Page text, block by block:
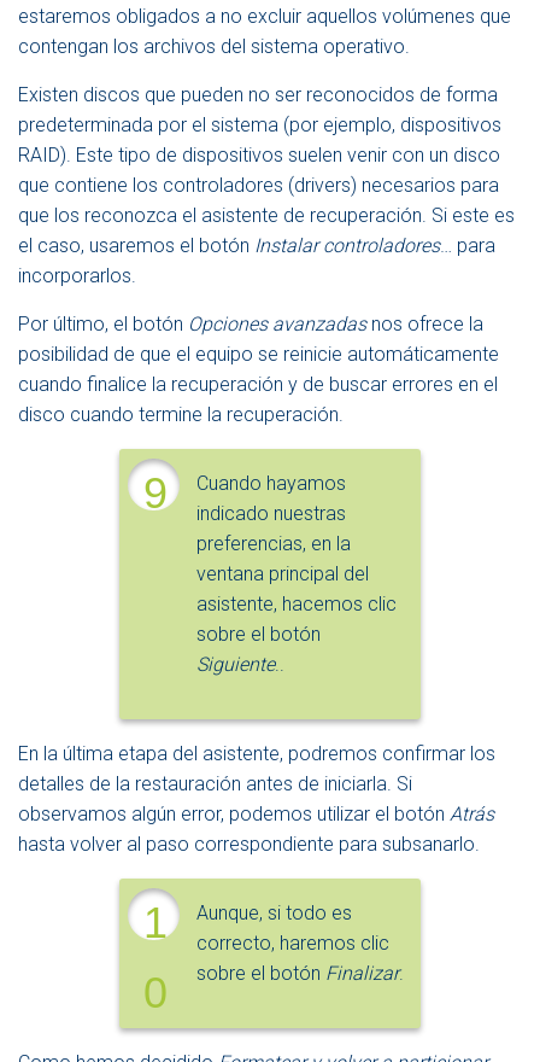
estaremos obligados a no excluir aquellos volúmenes que
contengan los archivos del sistema operativo.
Existen discos que pueden no ser reconocidos de forma
predeterminada por el sistema (por ejemplo, dispositivos
RAID). Este tipo de dispositivos suelen venir con un disco
que contiene los controladores (drivers) necesarios para
que los reconozca el asistente de recuperación. Si este es
el caso, usaremos el botón Instalar controladores… para
incorporarlos.
Por último, el botón Opciones avanzadasnos ofrece la
posibilidad de que el equipo se reinicie automáticamente
cuando finalice la recuperación y de buscar errores en el
disco cuando termine la recuperación.
9
Cuando hayamos
indicado nuestras
preferencias, en la
ventana principal del
asistente, hacemos clic
sobre el botón
Siguiente..
En la última etapa del asistente, podremos confirmar los
detalles de la restauración antes de iniciarla. Si
observamos algún error, podemos utilizar el botón Atrás
hasta volver al paso correspondiente para subsanarlo.
1
0
Aunque, si todo es
correcto, haremos clic
sobre el botón Finalizar.